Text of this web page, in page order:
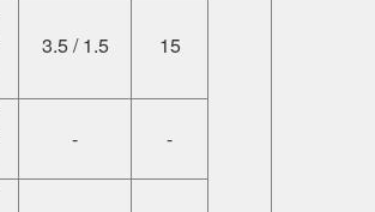
3.5 / 1.5 15
-
-